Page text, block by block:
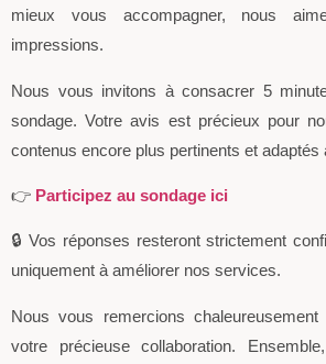
mieux vous accompagner, nous
impressions.
Nous vous invitons à consacrer 5
sondage. Votre avis est précieux pour
contenus encore plus pertinents et adaptés
👉 Participez au sondage ici
🔒 Vos réponses resteront strictement
uniquement à améliorer nos services.
Nous vous remercions
votre précieuse collaboration.